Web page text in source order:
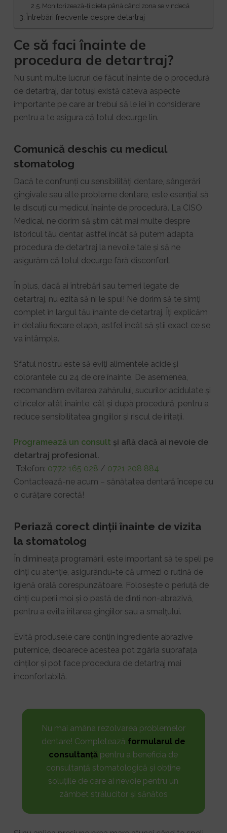
Monitorizează-ți dieta până când zona se vindecă
Întrebări frecvente despre detartraj
Ce să faci înainte de
procedura de detartraj?
Nu sunt multe lucruri de făcut înainte de o procedură
de detartraj, dar totuși există câteva aspecte
importante pe care ar trebui să le iei în considerare
pentru a te asigura că totul decurge lin.
Comunică deschis cu medicul
stomatolog
Dacă te confrunți cu sensibilități dentare, sângerări
gingivale sau alte probleme dentare, este esențial să
le discuți cu medicul înainte de procedură. La CISO
Medical, ne dorim să știm cât mai multe despre
istoricul tău dentar, astfel încât să putem adapta
procedura de detartraj la nevoile tale și să ne
asigurăm că totul decurge fără disconfort.
În plus, dacă ai întrebări sau temeri legate de
detartraj, nu ezita să ni le spui! Ne dorim să te simți
complet în largul tău înainte de detartraj. Îți explicăm
în detaliu fiecare etapă, astfel încât să știi exact ce se
va întâmpla.
Sfatul nostru este să eviți alimentele acide și
colorantele cu 24 de ore înainte. De asemenea,
recomandăm evitarea zahărului, sucurilor acidulate și
citricelor atât înainte, cât și după procedură, pentru a
reduce sensibilitatea gingiilor și riscul de iritații.
Programează un consult și află dacă ai nevoie de
detartraj profesional.
Telefon: 0772 165 028 / 0721 208 884
Contactează-ne acum – sănătatea dentară începe cu
o curățare corectă!
Periază corect dinții înainte de vizita
la stomatolog
În dimineața programării, este important să te speli pe
dinți cu atenție, asigurându-te că urmezi o rutină de
igienă orală corespunzătoare. Folosește o periuță de
dinți cu perii moi și o pastă de dinți non-abrazivă,
pentru a evita iritarea gingiilor sau a smalțului.
Evită produsele care conțin ingrediente abrazive
puternice, deoarece acestea pot zgâria suprafața
dinților și pot face procedura de detartraj mai
inconfortabilă.
Nu mai amâna rezolvarea problemelor
dentare! Completează formularul de
consultanță pentru a beneficia de
consultanță stomatologică și obține
soluțiile de care ai nevoie pentru un
zâmbet strălucitor și sănătos